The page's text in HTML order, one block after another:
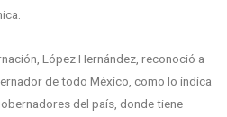
López Hernández, reconoció a
de todo México, como lo indica
del país, donde tiene